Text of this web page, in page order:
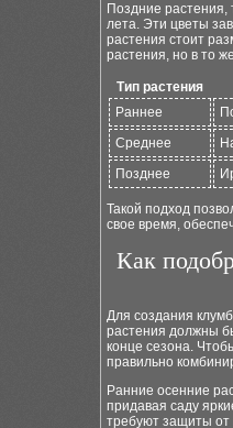
Поздние растения,
лета. Эти цветы
растения стоит
растения, но в то
Тип растения
Раннее
Среднее
Позднее
Такой подход
свое время,
Как
Для создания
растения должны
конце сезона.
правильно
Ранние осенние
придавая саду
требуют защиты от